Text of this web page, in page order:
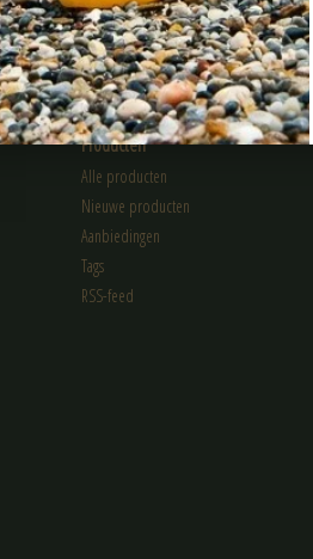
ABONNEER
Producten
Alle producten
Nieuwe producten
Aanbiedingen
Tags
RSS-feed